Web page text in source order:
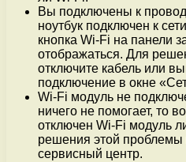
Вы подключены к
ноутбук подключен к
кнопка Wi-Fi на панели
отображаться. Для
отключите кабель или
подключение в окне
Wi-Fi модуль не
ничего не помогает, то
отключен Wi-Fi модуль
решения этой проблемы
сервисный центр.